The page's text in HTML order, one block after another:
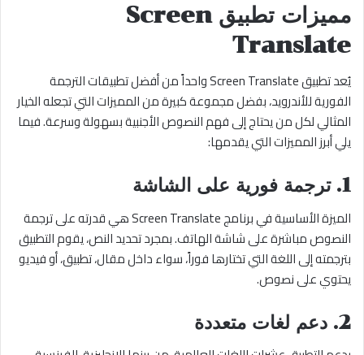
مميزات تطبيق Screen
Translate
يُعد تطبيق Screen Translate واحداً من أفضل تطبيقات الترجمة
الفورية للأندرويد، بفضل مجموعة كبيرة من المميزات التي تجعله الخيار
المثالي لكل من يحتاج إلى فهم النصوص الأجنبية بسهولة وسرعة. فيما
يلي أبرز المميزات التي يقدمها:
1. ترجمة فورية على الشاشة
الميزة الأساسية في برنامج Screen Translate هي قدرته على ترجمة
النصوص مباشرة على شاشة الهاتف. بمجرد تحديد النص، يقوم التطبيق
بترجمته إلى اللغة التي تختارها فوراً، سواء داخل مقال، تطبيق، أو فيديو
يحتوي على نصوص.
2. دعم لغات متعددة